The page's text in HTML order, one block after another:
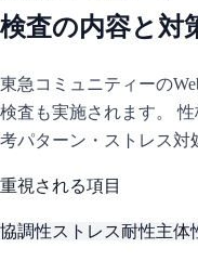
検査の内容と対
東急コミュニティーの
検査も実施されます。
考パターン・ストレス対
重視される項目
協調性ストレス耐性主体